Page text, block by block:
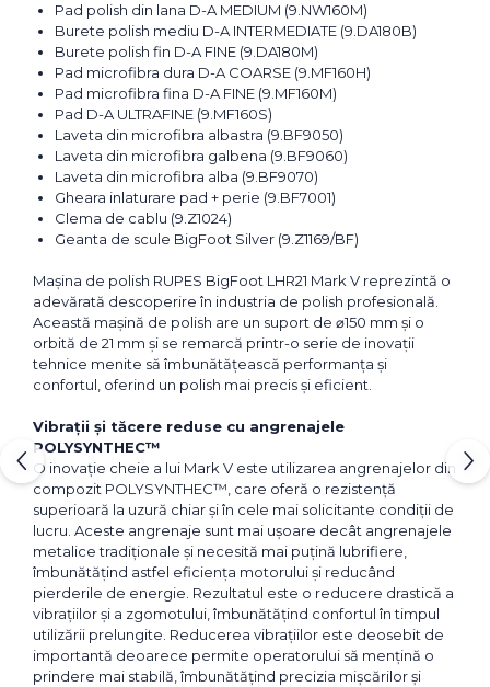
Pad polish din lana D-A MEDIUM (9.NW160M)
Burete polish mediu D-A INTERMEDIATE (9.DA180B)
Burete polish fin D-A FINE (9.DA180M)
Pad microfibra dura D-A COARSE (9.MF160H)
Pad microfibra fina D-A FINE (9.MF160M)
Pad D-A ULTRAFINE (9.MF160S)
Laveta din microfibra albastra (9.BF9050)
Laveta din microfibra galbena (9.BF9060)
Laveta din microfibra alba (9.BF9070)
Gheara inlaturare pad + perie (9.BF7001)
Clema de cablu (9.Z1024)
Geanta de scule BigFoot Silver (9.Z1169/BF)
Mașina de polish RUPES BigFoot LHR21 Mark V reprezintă o
adevărată descoperire în industria de polish profesională.
Această mașină de polish are un suport de ⌀150 mm și o
orbită de 21 mm și se remarcă printr-o serie de inovații
tehnice menite să îmbunătățească performanța și
confortul, oferind un polish mai precis și eficient.
Vibrații și tăcere reduse cu angrenajele
POLYSYNTHEC™
O inovație cheie a lui Mark V este utilizarea angrenajelor din
compozit POLYSYNTHEC™, care oferă o rezistență
superioară la uzură chiar și în cele mai solicitante condiții de
lucru. Aceste angrenaje sunt mai ușoare decât angrenajele
metalice tradiționale și necesită mai puțină lubrifiere,
îmbunătățind astfel eficiența motorului și reducând
pierderile de energie. Rezultatul este o reducere drastică a
vibrațiilor și a zgomotului, îmbunătățind confortul în timpul
utilizării prelungite. Reducerea vibrațiilor este deosebit de
importantă deoarece permite operatorului să mențină o
prindere mai stabilă, îmbunătățind precizia mișcărilor și